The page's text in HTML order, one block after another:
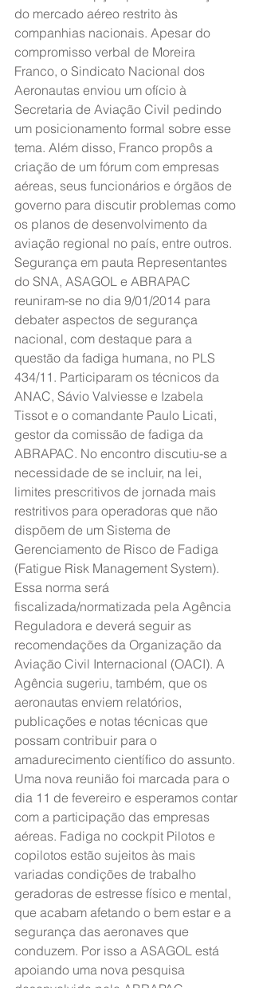
do mercado aéreo restrito às
companhias nacionais. Apesar do
compromisso verbal de Moreira
Franco, o Sindicato Nacional dos
Aeronautas enviou um ofício à
Secretaria de Aviação Civil pedindo
um posicionamento formal sobre esse
tema. Além disso, Franco propôs a
criação de um fórum com empresas
aéreas, seus funcionários e órgãos de
governo para discutir problemas como
os planos de desenvolvimento da
aviação regional no país, entre outros.
Segurança em pauta Representantes
do SNA, ASAGOL e ABRAPAC
reuniram-se no dia 9/01/2014 para
debater aspectos de segurança
nacional, com destaque para a
questão da fadiga humana, no PLS
434/11. Participaram os técnicos da
ANAC, Sávio Valviesse e Izabela
Tissot e o comandante Paulo Licati,
gestor da comissão de fadiga da
ABRAPAC. No encontro discutiu-se a
necessidade de se incluir, na lei,
limites prescritivos de jornada mais
restritivos para operadoras que não
dispõem de um Sistema de
Gerenciamento de Risco de Fadiga
(Fatigue Risk Management System).
Essa norma será
fiscalizada/normatizada pela Agência
Reguladora e deverá seguir as
recomendações da Organização da
Aviação Civil Internacional (OACI). A
Agência sugeriu, também, que os
aeronautas enviem relatórios,
publicações e notas técnicas que
possam contribuir para o
amadurecimento científico do assunto.
Uma nova reunião foi marcada para o
dia 11 de fevereiro e esperamos contar
com a participação das empresas
aéreas. Fadiga no cockpit Pilotos e
copilotos estão sujeitos às mais
variadas condições de trabalho
geradoras de estresse físico e mental,
que acabam afetando o bem estar e a
segurança das aeronaves que
conduzem. Por isso a ASAGOL está
apoiando uma nova pesquisa